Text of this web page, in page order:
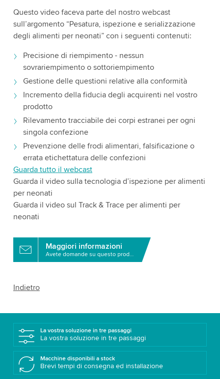
Questo video faceva parte del nostro webcast
sull’argomento “Pesatura, ispezione e serializzazione
degli alimenti per neonati” con i seguenti contenuti:
Precisione di riempimento - nessun
sovrariempimento o sottoriempimento
Gestione delle questioni relative alla conformità
Incremento della fiducia degli acquirenti nel vostro
prodotto
Rilevamento tracciabile dei corpi estranei per ogni
singola confezione
Prevenzione delle frodi alimentari, falsificazione o
errata etichettatura delle confezioni
Guarda tutto il webcast
Guarda il video sulla tecnologia d’ispezione per alimenti
per neonati
Guarda il video sul Track & Trace per alimenti per
neonati
Maggiori informazioni
Avete domande su questo prodotto?
Indietro
La vostra soluzione in tre passaggi
La vostra soluzione in tre passaggi
Macchine disponibili a stock
Brevi tempi di consegna ed installazione